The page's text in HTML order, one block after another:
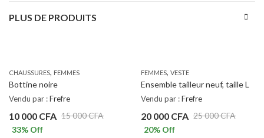
PLUS DE PRODUITS
CHAUSSURES, FEMMES
Bottine noire
Vendu par :Frefre
15 000CFA
10 000 CFA
33% Off
FEMMES, VESTE
Ensemble tailleur neuf, taille L
Vendu par :Frefre
25 000CFA
20 000 CFA
20% Off